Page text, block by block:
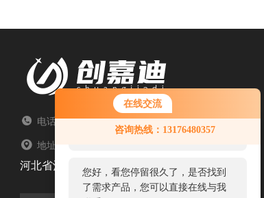
在线交流
咨询热线：13176480357
您好！欢迎前来咨询，很高兴为您
服务，请问您要咨询什么问题呢？
您好，看您停留很久了，是否找到
了需求产品，您可以直接在线与我
电话：TEL
地址：ADDRESS
河北省沧州市盐山县常庄乡大卢村文明路北21号